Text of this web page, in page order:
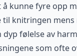
å kunne fyre opp
til knitringen
følelse av
som ofte